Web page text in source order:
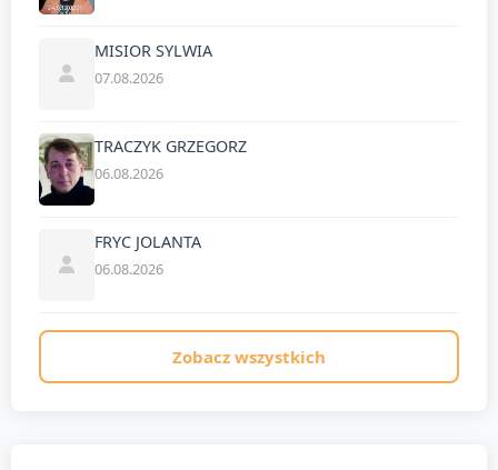
MISIOR SYLWIA
07.08.2026
TRACZYK GRZEGORZ
06.08.2026
FRYC JOLANTA
06.08.2026
Zobacz wszystkich